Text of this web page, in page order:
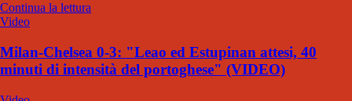
Continua la lettura
Video
Milan-Chelsea 0-3: "Leao ed Estupinan attesi, 40
minuti di intensità del portoghese" (VIDEO)